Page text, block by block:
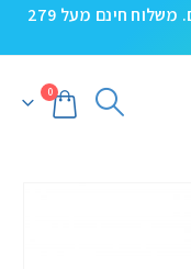
5% הנחה קופון TAKE5 בקניית 2 מוצרים. משלוח חינם מעל 279
0